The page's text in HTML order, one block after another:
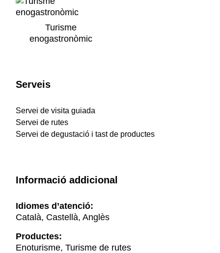
Turisme
enogastronòmic
Serveis
Servei de visita guiada
Servei de rutes
Servei de degustació i tast de productes
Informació addicional
Idiomes d’atenció:
Català, Castellà, Anglès
Productes:
Enoturisme, Turisme de rutes